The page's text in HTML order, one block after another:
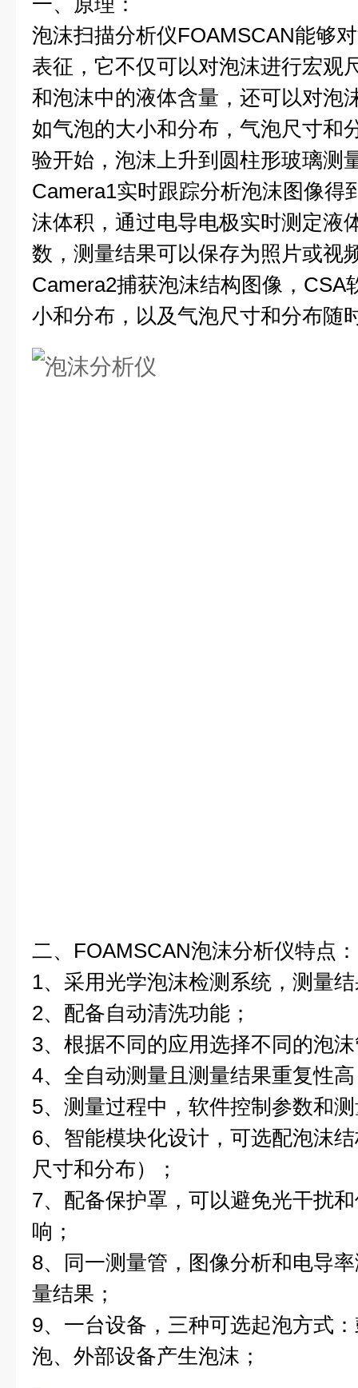
泡沫扫描分析仪FOAMSCAN能够
表征，它不仅可以对泡沫进行宏观
和泡沫中的液体含量，还可以对泡
如气泡的大小和分布，气泡尺寸和
验开始，泡沫上升到圆柱形玻璃测
Camera1实时跟踪分析泡沫图像得
沫体积，通过电导电极实时测定液
数，测量结果可以保存为照片或视
Camera2捕获泡沫结构图像，CSA
小和分布，以及气泡尺寸和分布随
二、FOAMSCAN泡沫分析仪特点：
1、采用光学泡沫检测系统，测量
2、配备自动清洗功能；
3、根据不同的应用选择不同的泡
4、全自动测量且测量结果重复性
5、测量过程中，软件控制参数和
6、智能模块化设计，可选配泡沫
尺寸和分布）；
7、配备保护罩，可以避免光干扰
响；
8、同一测量管，图像分析和电导
量结果；
9、一台设备，三种可选起泡方式
泡、外部设备产生泡沫；